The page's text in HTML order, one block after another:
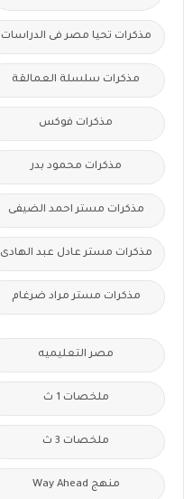
مذكرات تحيا مصر فى الدراسات
مذكرات سلسلة العمالقة
مذكرات فوكس
مذكرات محمود بدر
مذكرات مستر احمد الضيفى
مذكرات مستر عادل عبد الهادى
مذكرات مستر مراد ضرغام
مصر التعليميه
ملخصات 1 ث
ملخصات 3 ث
منهج Way Ahead